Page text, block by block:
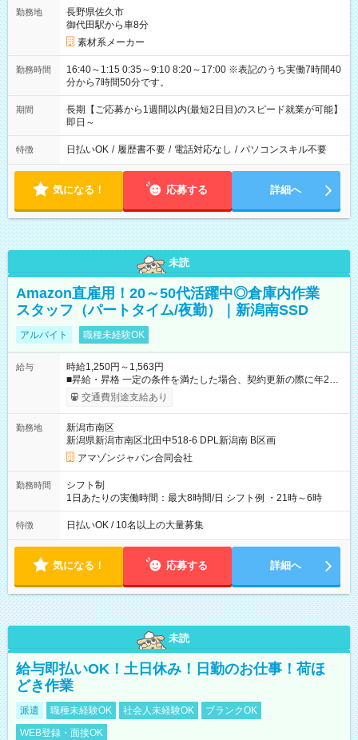
勤務地
長野県佐久市
御代田駅から車8分
素材系メーカー
勤務時間
16:40～1:15 0:35～9:10 8:20～17:00 ※表記のうち実働7時間40
分から7時間50分です。
期間
長期【ご応募から1週間以内(最短2日目)のスピード就業が可能】
即日～
特徴 日払いOK / 履歴書不要 / 電話対応なし / パソコンスキル不要
気になる！ 応募する 詳細へ
未読
Amazon直雇用！20～50代活躍中◎倉庫内作業
スタッフ（パートタイム/夜勤）｜新潟南SSD
アルバイト 職種未経験OK
給与
時給1,250円～1,563円
■昇給・昇格 一定の条件を満たした場合、契約更新の際に年2回
まで昇給の機会があります。 ■正社員登用制度あり ※月末締/翌
月25日支払い ※時間外手当、別途支給 ※深夜割増賃金 (22:00～
☆Amazon直雇用で安定して働けます！ 【試用期間】試用期間
あり 試用期間の長さ：1週間 雇用形態、給与は本採用時と同じ
です。
交通費別途支給あり
勤務地
新潟市南区
新潟県新潟市南区北田中518-6 DPL新潟南 B区画
アマゾンジャパン合同会社
勤務時間
シフト制
1日あたりの実働時間：最大8時間/日 シフト例 ・21時～6時
特徴 日払いOK / 10名以上の大量募集
気になる！ 応募する 詳細へ
未読
給与即払いOK！土日休み！日勤のお仕事！荷ほ
どき作業
派遣 職種未経験OK 社会人未経験OK
ブランクOK
WEB登録・面接OK